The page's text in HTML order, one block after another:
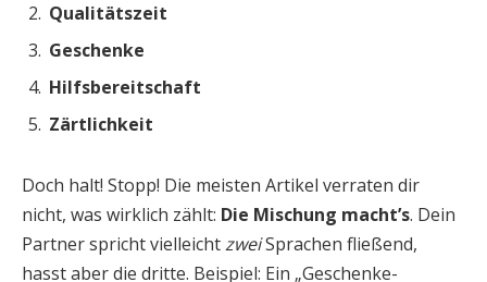
Qualitätszeit
Geschenke
Hilfsbereitschaft
Zärtlichkeit
Doch halt! Stopp! Die meisten Artikel verraten dir
nicht, was wirklich zählt: Die Mischung macht’s. Dein
Partner spricht vielleichtzweiSprachen fließend,
hasst aber die dritte. Beispiel: Ein „Geschenke-